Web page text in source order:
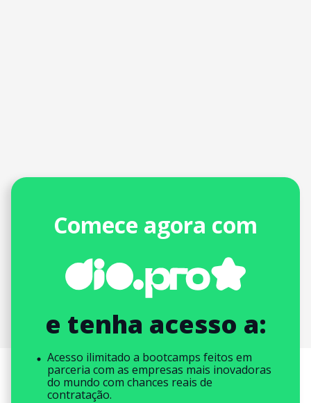
Comece agora com
e tenha acesso a:
Acesso ilimitado a bootcamps feitos em
parceria com as empresas mais inovadoras
do mundo com chances reais de
contratação.